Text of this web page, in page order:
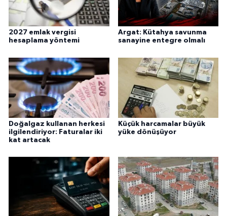
2027 emlak vergisi
hesaplama yöntemi
Argat: Kütahya savunma
sanayine entegre olmalı
Doğalgaz kullanan herkesi
ilgilendiriyor: Faturalar iki
kat artacak
Küçük harcamalar büyük
yüke dönüşüyor